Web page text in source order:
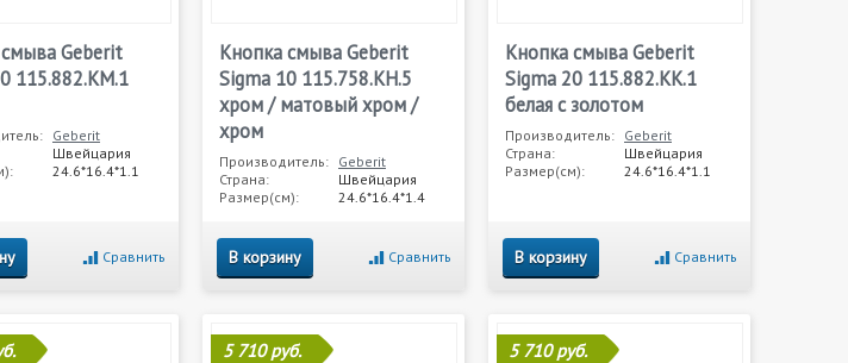
Geberit
115.882.KM.1
Geberit
Швейцария
24.6*16.4*1.1
Сравнить
Кнопка смыва Geberit
Sigma 10 115.758.KH.5
хром / матовый хром /
хром
Производитель: Geberit
Страна:
Швейцария
Размер(см):
24.6*16.4*1.4
В корзину Сравнить
Кнопка смыва Geberit
Sigma 20 115.882.KK.1
белая с золотом
Производитель: Geberit
Страна:
Швейцария
Размер(см):
24.6*16.4*1.1
В корзину Сравнить
5 710 руб. 5 710 руб.